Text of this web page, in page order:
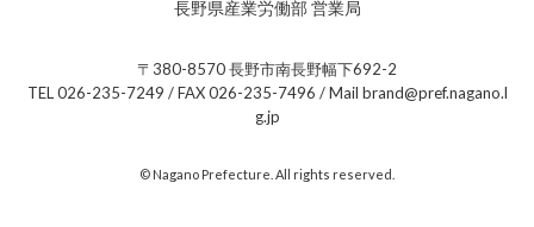
長野県産業労働部 営業局
〒380-8570 長野市南長野幅下692-2
TEL 026-235-7249 / FAX 026-235-7496 / Mail brand@pref.nagano.l
g.jp
© Nagano Prefecture. All rights reserved.